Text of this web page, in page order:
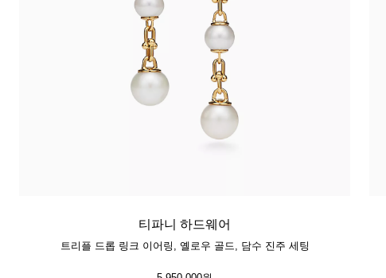
티파니 하드웨어
트리플 드롭 링크 이어링, 옐로우 골드, 담수 진주 세팅